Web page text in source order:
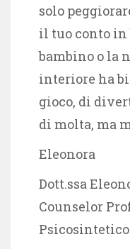
solo
il tuo conto in
bambino o la
interiore ha
gioco, di
di molta, ma
Eleonora
Dott.ssa
Counselor
Psicosintetico